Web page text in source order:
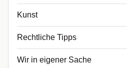
Kunst
Rechtliche Tipps
Wir in eigener Sache